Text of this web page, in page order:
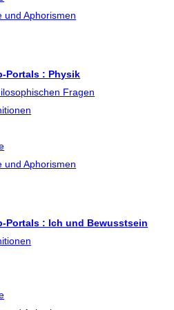
und Aphorismen
Portals : Physik
Fragen
und Aphorismen
Portals : Ich und Bewusstsein